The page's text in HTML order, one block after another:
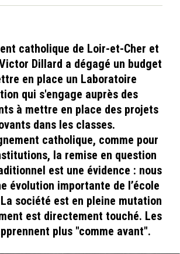
catholique de Loir-et-Cher et
Dillard a dégagé un budget
en place un Laboratoire
qui s'engage auprès des
à mettre en place des projets
dans les classes.
catholique, comme pour
la remise en question
est une évidence : nous
évolution importante de l’école
société est en pleine mutation
est directement touché. Les
plus "comme avant".